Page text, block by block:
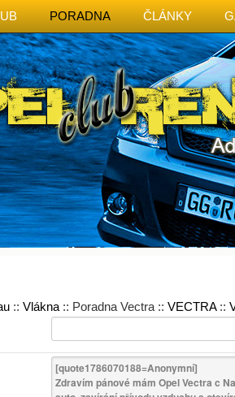
PORADNA ČLÁNKY
:: Vlákna :: Poradna Vectra :: VECTRA::